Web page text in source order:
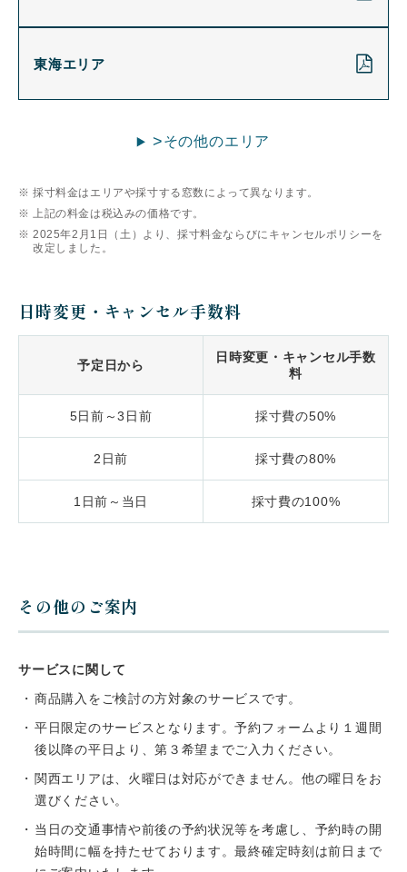
東海エリア
>その他のエリア
採寸料金はエリアや採寸する窓数によって異なります。
上記の料金は税込みの価格です。
2025年2月1日（土）より、採寸料金ならびにキャンセルポリシーを
改定しました。
日時変更・キャンセル手数料
予定日から
日時変更・キャンセル手数
料
5日前～3日前 採寸費の50%
2日前 採寸費の80%
1日前～当日 採寸費の100%
その他のご案内
サービスに関して
商品購入をご検討の方対象のサービスです。
平日限定のサービスとなります。予約フォームより１週間
後以降の平日より、第３希望までご入力ください。
関西エリアは、火曜日は対応ができません。他の曜日をお
選びください。
当日の交通事情や前後の予約状況等を考慮し、予約時の開
始時間に幅を持たせております。最終確定時刻は前日まで